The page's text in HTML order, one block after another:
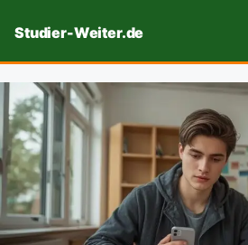
Inhalt
Studier-Weiter.de